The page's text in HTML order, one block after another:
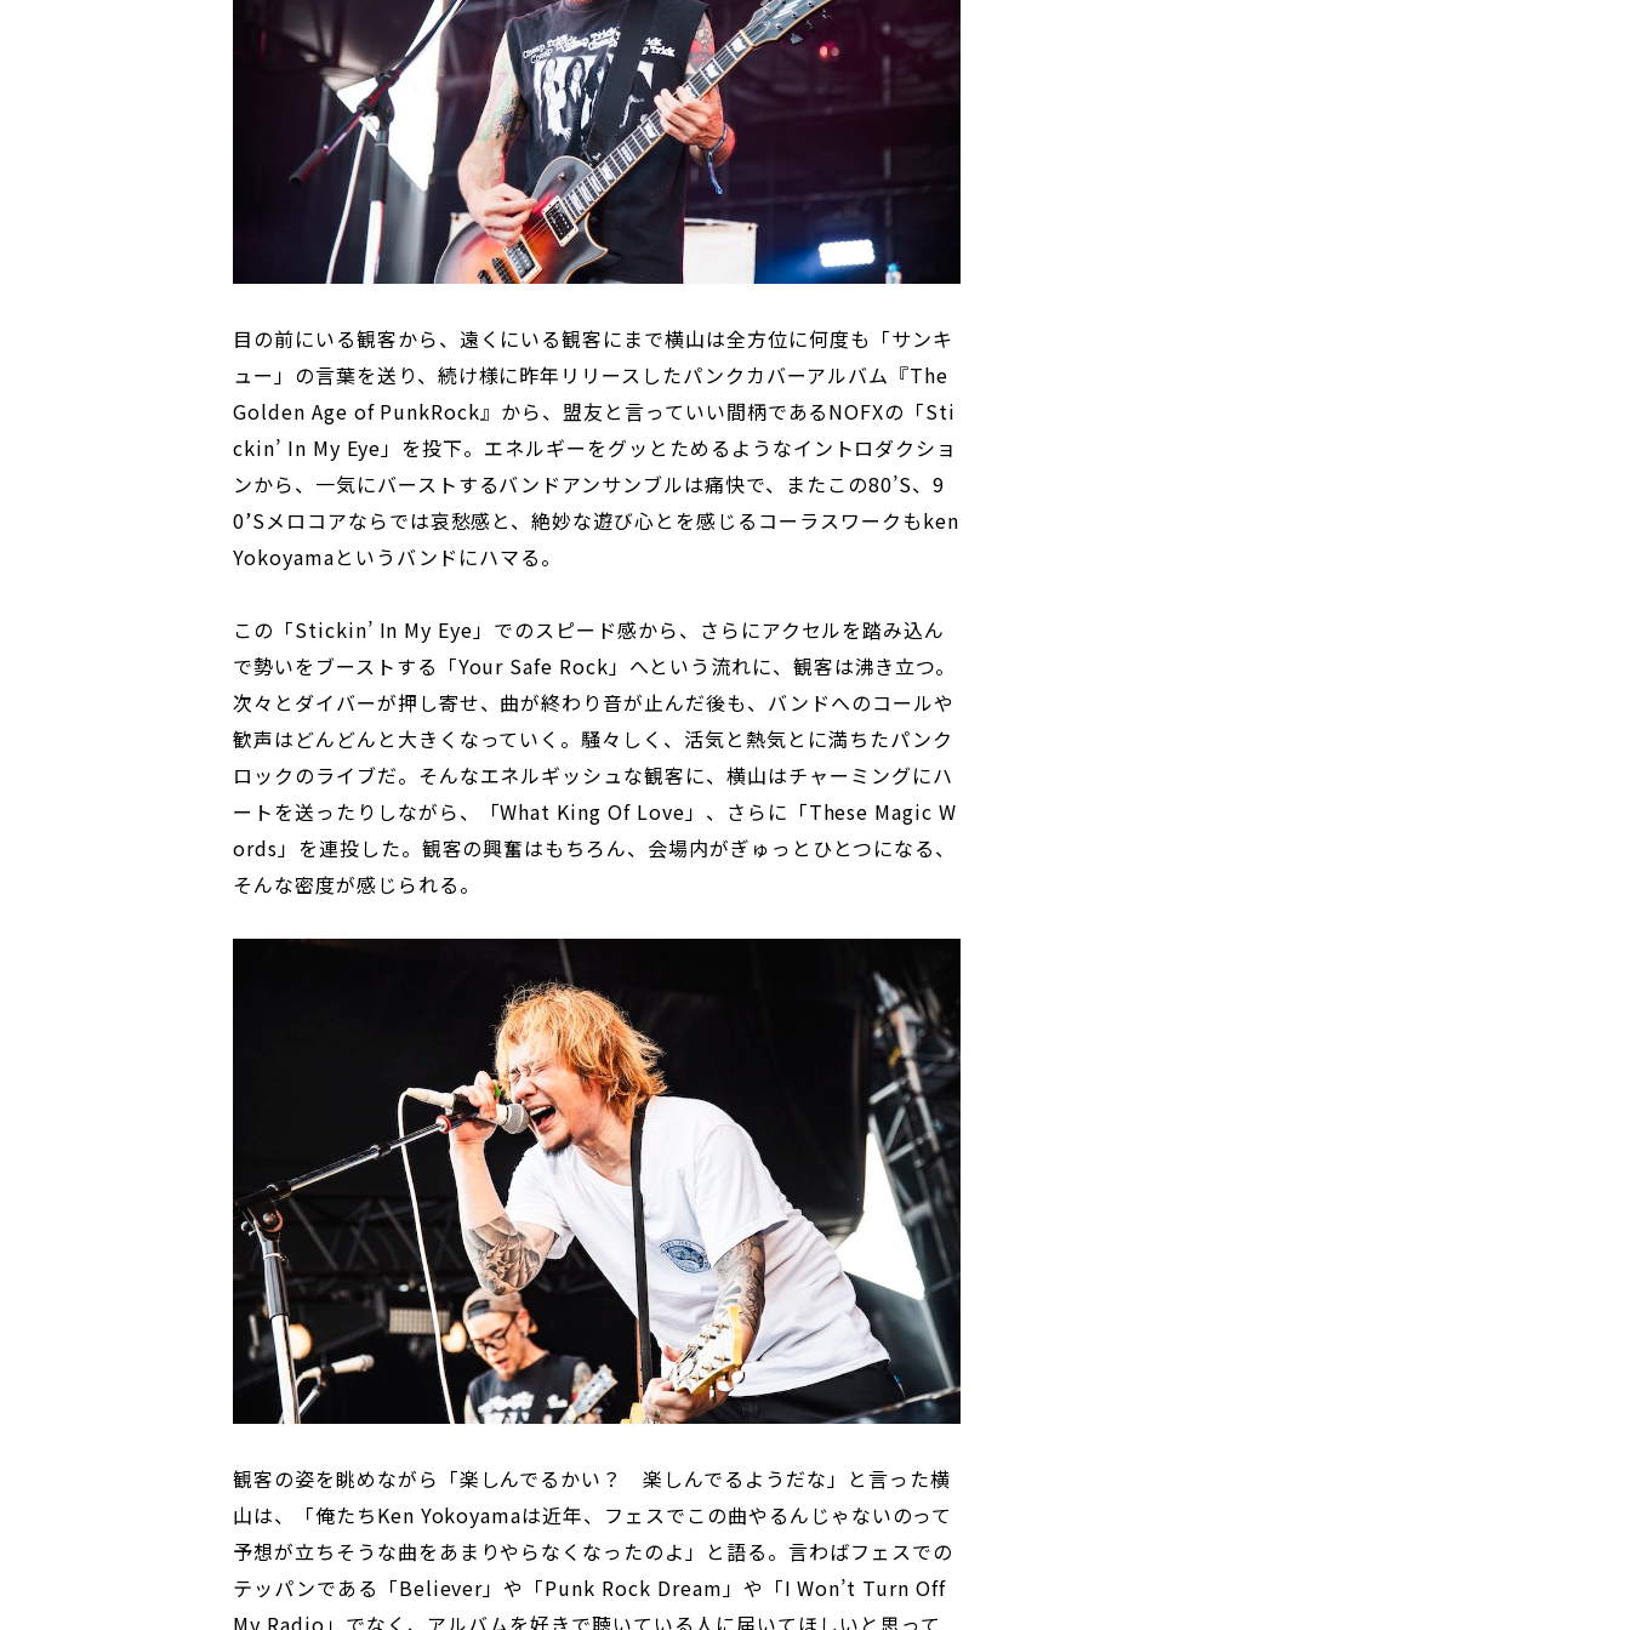
目の前にいる観客から、遠くにいる観客にまで横山は全方位に何度も「サンキ
ュー」の言葉を送り、続け様に昨年リリースしたパンクカバーアルバム『The
Golden Age of PunkRock』から、盟友と言っていい間柄であるNOFXの「Sti
ckin’ In My Eye」を投下。エネルギーをグッとためるようなイントロダクショ
ンから、一気にバーストするバンドアンサンブルは痛快で、またこの80’S、9
0’Sメロコアならでは哀愁感と、絶妙な遊び心とを感じるコーラスワークもken
Yokoyamaというバンドにハマる。
この「Stickin’ In My Eye」でのスピード感から、さらにアクセルを踏み込ん
で勢いをブーストする「Your Safe Rock」へという流れに、観客は沸き立つ。
次々とダイバーが押し寄せ、曲が終わり音が止んだ後も、バンドへのコールや
歓声はどんどんと大きくなっていく。騒々しく、活気と熱気とに満ちたパンク
ロックのライブだ。そんなエネルギッシュな観客に、横山はチャーミングにハ
ートを送ったりしながら、「What King Of Love」、さらに「These Magic W
ords」を連投した。観客の興奮はもちろん、会場内がぎゅっとひとつになる、
そんな密度が感じられる。
観客の姿を眺めながら「楽しんでるかい？ 楽しんでるようだな」と言った横
山は、「俺たちKen Yokoyamaは近年、フェスでこの曲やるんじゃないのって
予想が立ちそうな曲をあまりやらなくなったのよ」と語る。言わばフェスでの
テッパンである「Believer」や「Punk Rock Dream」や「I Won’t Turn Off
My Radio」でなく、アルバムを好きで聴いている人に届いてほしいと思って